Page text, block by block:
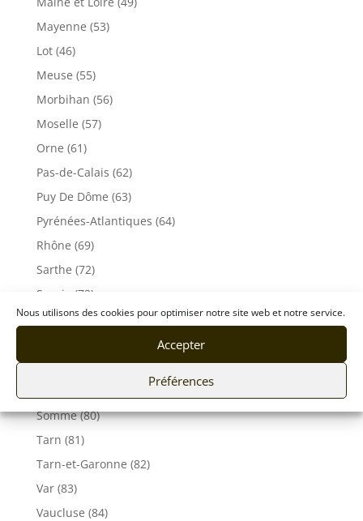
Nous utilisons des cookies pour optimiser notre site web et notre service.
Accepter
Préférences
Mayenne (53)
Lot (46)
Meuse (55)
Morbihan (56)
Moselle (57)
Orne (61)
Pas-de-Calais (62)
Puy De Dôme (63)
Pyrénées-Atlantiques (64)
Rhône (69)
Sarthe (72)
Savoie (73)
Haute-Savoie (74)
Seine-Maritime (76)
Somme (80)
Tarn (81)
Tarn-et-Garonne (82)
Var (83)
Vaucluse (84)